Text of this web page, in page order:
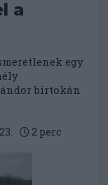
a
egy
birtokán
2 perc